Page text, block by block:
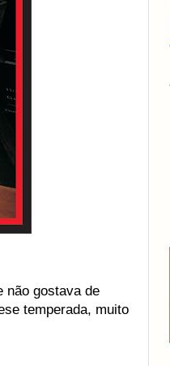
não gostava de
temperada, muito